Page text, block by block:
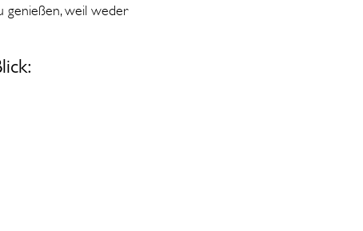
genießen, weil weder